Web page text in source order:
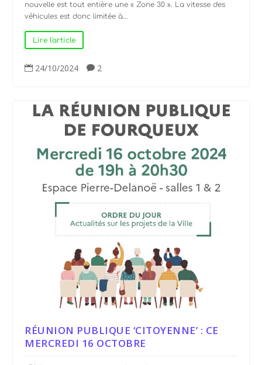
nouvelle est tout entière une « Zone 30 ». La vitesse des
véhicules est donc limitée à...
Lire l'article
 24/10/2024  2
RÉUNION PUBLIQUE ‘CITOYENNE’ : CE
MERCREDI 16 OCTOBRE